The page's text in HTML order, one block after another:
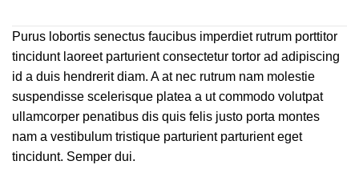
Purus lobortis senectus faucibus imperdiet rutrum porttitor
tincidunt laoreet parturient consectetur tortor ad adipiscing
id a duis hendrerit diam. A at nec rutrum nam molestie
suspendisse scelerisque platea a ut commodo volutpat
ullamcorper penatibus dis quis felis justo porta montes
nam a vestibulum tristique parturient parturient eget
tincidunt. Semper dui.